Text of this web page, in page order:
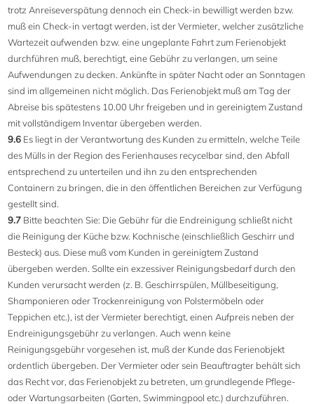
trotz Anreiseverspätung dennoch ein Check-in bewilligt werden bzw.
muß ein Check-in vertagt werden, ist der Vermieter, welcher zusätzliche
Wartezeit aufwenden bzw. eine ungeplante Fahrt zum Ferienobjekt
durchführen muß, berechtigt, eine Gebühr zu verlangen, um seine
Aufwendungen zu decken. Ankünfte in später Nacht oder an Sonntagen
sind im allgemeinen nicht möglich. Das Ferienobjekt muß am Tag der
Abreise bis spätestens 10.00 Uhr freigeben und in gereinigtem Zustand
mit vollständigem Inventar übergeben werden.
9.6 Es liegt in der Verantwortung des Kunden zu ermitteln, welche Teile
des Mülls in der Region des Ferienhauses recycelbar sind, den Abfall
entsprechend zu unterteilen und ihn zu den entsprechenden
Containern zu bringen, die in den öffentlichen Bereichen zur Verfügung
gestellt sind.
9.7 Bitte beachten Sie: Die Gebühr für die Endreinigung schließt nicht
die Reinigung der Küche bzw. Kochnische (einschließlich Geschirr und
Besteck) aus. Diese muß vom Kunden in gereinigtem Zustand
übergeben werden. Sollte ein exzessiver Reinigungsbedarf durch den
Kunden verursacht werden (z. B. Geschirrspülen, Müllbeseitigung,
Shamponieren oder Trockenreinigung von Polstermöbeln oder
Teppichen etc.), ist der Vermieter berechtigt, einen Aufpreis neben der
Endreinigungsgebühr zu verlangen. Auch wenn keine
Reinigungsgebühr vorgesehen ist, muß der Kunde das Ferienobjekt
ordentlich übergeben. Der Vermieter oder sein Beauftragter behält sich
das Recht vor, das Ferienobjekt zu betreten, um grundlegende Pflege-
oder Wartungsarbeiten (Garten, Swimmingpool etc.) durchzuführen.